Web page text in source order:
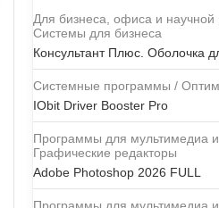
Для бизнеса, офиса и научной
Системы для бизнеса
Консультант Плюс. Оболочка
Системные программы /
IObit Driver Booster Pro
Программы для мультимедиа
Графические редакторы
Adobe Photoshop 2026 FULL